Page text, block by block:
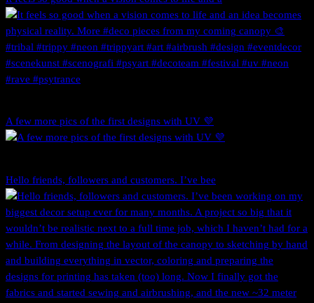
A few more pics of the first designs with UV 💜
Hello friends, followers and customers. I’ve bee